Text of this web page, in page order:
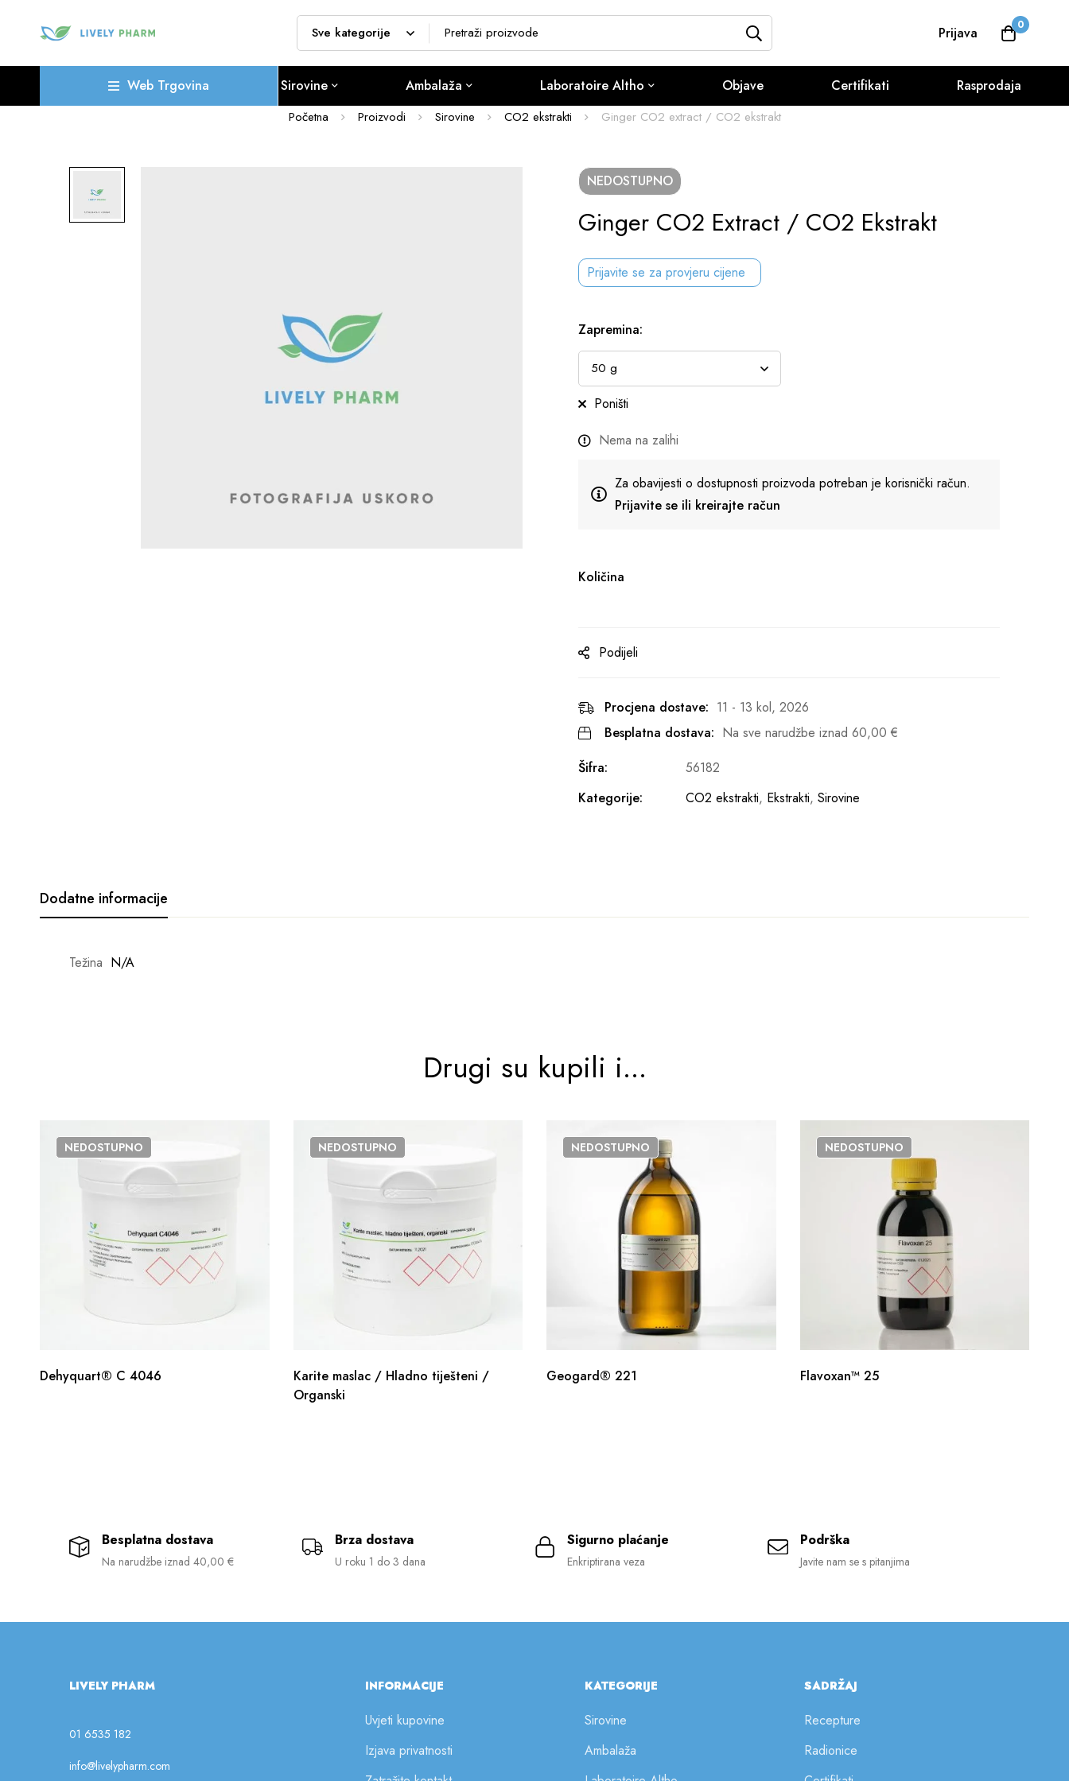
Prijava 0
Web Trgovina Sirovine Ambalaža Laboratoire Altho Objave Certifikati Rasprodaja
Početna Proizvodi Sirovine CO2 ekstrakti Ginger CO2 extract / CO2 ekstrakt
NEDOSTUPNO
Ginger CO2 Extract / CO2 Ekstrakt
Prijavite se za provjeru cijene
Zapremina:
Poništi
Nema na zalihi
Za obavijesti o dostupnosti proizvoda potreban je korisnički račun.
Prijavite se ili kreirajte račun
Količina
Podijeli
Procjena dostave: 11 - 13 kol, 2026
Besplatna dostava: Na sve narudžbe iznad 60,00 €
Šifra:
56182
Kategorije:
CO2 ekstrakti, Ekstrakti, Sirovine
Dodatne informacije
Težina N/A
Drugi su kupili i...
NEDOSTUPNO
Dehyquart® C 4046
NEDOSTUPNO
Karite maslac / Hladno tiješteni /
Organski
NEDOSTUPNO
Geogard® 221
NEDOSTUPNO
Flavoxan™ 25
Besplatna dostava
Na narudžbe iznad 40,00 €
Brza dostava
U roku 1 do 3 dana
Sigurno plaćanje
Enkriptirana veza
Podrška
Javite nam se s pitanjima
LIVELY PHARM
01 6535 182
info@livelypharm.com
INFORMACIJE
Uvjeti kupovine
Izjava privatnosti
KATEGORIJE
Sirovine
Ambalaža
SADRŽAJ
Recepture
Radionice